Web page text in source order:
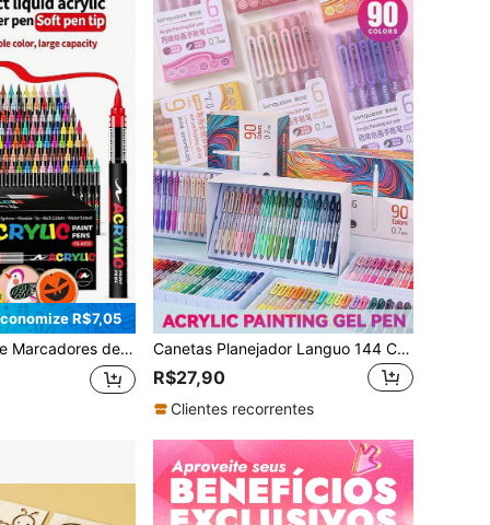
R$7,05
Rabiscos e Camadas. Marcadores Acrílicos Líquidos Retos Adequados para Rocha, Vidro, Cerâmica, Ovos de Páscoa, Metal, Madeira e Outros Materiais, À Prova d'Água. Presente Perfeito de Volta às Aulas para Família e Amigos... Canetas Planejador Languo 144 Cores, Embalagem de Caixa de Presente com 90/72/54/36 Cores & 6 Temas de Cores (15 Opções), Canetas Gel Clicáveis, Volta às Aulas
R$27,90
Clientes recorrentes